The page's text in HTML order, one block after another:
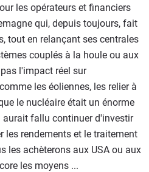
les opérateurs et financiers
qui, depuis toujours, fait
tout en relançant ses centrales
couplés à la houle ou aux
l'impact réel sur
les éoliennes, les relier à
le nucléaire était un énorme
fallu continuer d'investir
les rendements et le traitement
les achèterons aux USA ou aux
les moyens ...